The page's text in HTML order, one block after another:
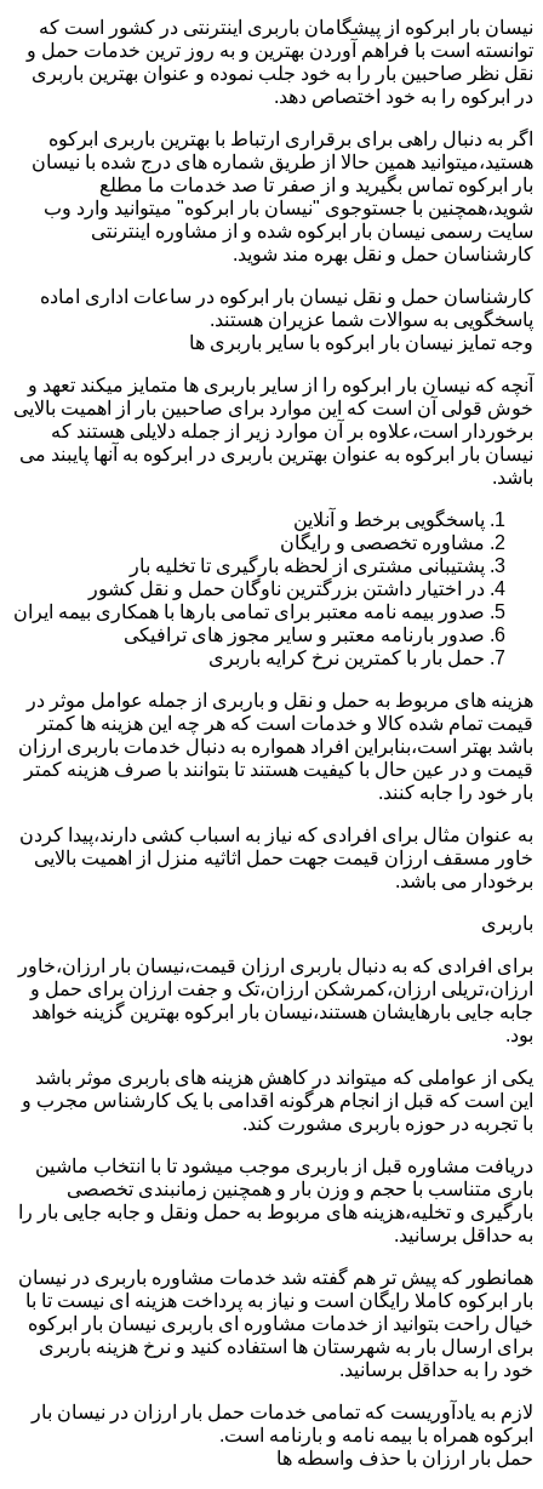
نیسان بار ابرکوه از پیشگامان باربری اینترنتی در کشور است که
توانسته است با فراهم آوردن بهترین و به روز ترین خدمات حمل و
نقل نظر صاحبین بار را به خود جلب نموده و عنوان بهترین باربری
در ابرکوه را به خود اختصاص دهد.
اگر به دنبال راهی برای برقراری ارتباط با بهترین باربری ابرکوه
هستید،میتوانید همین حالا از طریق شماره های درج شده با نیسان
بار ابرکوه تماس بگیرید و از صفر تا صد خدمات ما مطلع
شوید،همچنین با جستوجوی "نیسان بار ابرکوه" میتوانید وارد وب
سایت رسمی نیسان بار ابرکوه شده و از مشاوره اینترنتی
کارشناسان حمل و نقل بهره مند شوید.
کارشناسان حمل و نقل نیسان بار ابرکوه در ساعات اداری اماده
پاسخگویی به سوالات شما عزیران هستند.
وجه تمایز نیسان بار ابرکوه با سایر باربری ها
آنچه که نیسان بار ابرکوه را از سایر باربری ها متمایز میکند تعهد و
خوش قولی آن است که این موارد برای صاحبین بار از اهمیت بالایی
برخوردار است،علاوه بر آن موارد زیر از جمله دلایلی هستند که
نیسان بار ابرکوه به عنوان بهترین باربری در ابرکوه به آنها پایبند می
باشد.
پاسخگویی برخط و آنلاین
مشاوره تخصصی و رایگان
پشتیبانی مشتری از لحظه بارگیری تا تخلیه بار
در اختیار داشتن بزرگترین ناوگان حمل و نقل کشور
صدور بیمه نامه معتبر برای تمامی بارها با همکاری بیمه ایران
صدور بارنامه معتبر و سایر مجوز های ترافیکی
حمل بار با کمترین نرخ کرایه باربری
هزینه های مربوط به حمل و نقل و باربری از جمله عوامل موثر در
قیمت تمام شده کالا و خدمات است که هر چه این هزینه ها کمتر
باشد بهتر است،بنابراین افراد همواره به دنبال خدمات باربری ارزان
قیمت و در عین حال با کیفیت هستند تا بتوانند با صرف هزینه کمتر
بار خود را جابه کنند.
به عنوان مثال برای افرادی که نیاز به اسباب کشی دارند،پیدا کردن
خاور مسقف ارزان قیمت جهت حمل اثاثیه منزل از اهمیت بالایی
برخودار می باشد.
باربری
برای افرادی که به دنبال باربری ارزان قیمت،نیسان بار ارزان،خاور
ارزان،تریلی ارزان،کمرشکن ارزان،تک و جفت ارزان برای حمل و
جابه جایی بارهایشان هستند،نیسان بار ابرکوه بهترین گزینه خواهد
بود.
یکی از عواملی که میتواند در کاهش هزینه های باربری موثر باشد
این است که قبل از انجام هرگونه اقدامی با یک کارشناس مجرب و
با تجربه در حوزه باربری مشورت کند.
دریافت مشاوره قبل از باربری موجب میشود تا با انتخاب ماشین
باری متناسب با حجم و وزن بار و همچنین زمانبندی تخصصی
بارگیری و تخلیه،هزینه های مربوط به حمل ونقل و جابه جایی بار را
به حداقل برسانید.
همانطور که پیش تر هم گفته شد خدمات مشاوره باربری در نیسان
بار ابرکوه کاملا رایگان است و نیاز به پرداخت هزینه ای نیست تا با
خیال راحت بتوانید از خدمات مشاوره ای باربری نیسان بار ابرکوه
برای ارسال بار به شهرستان ها استفاده کنید و نرخ هزینه باربری
خود را به حداقل برسانید.
لازم به یادآوریست که تمامی خدمات حمل بار ارزان در نیسان بار
ابرکوه همراه با بیمه نامه و بارنامه است.
حمل بار ارزان با حذف واسطه ها